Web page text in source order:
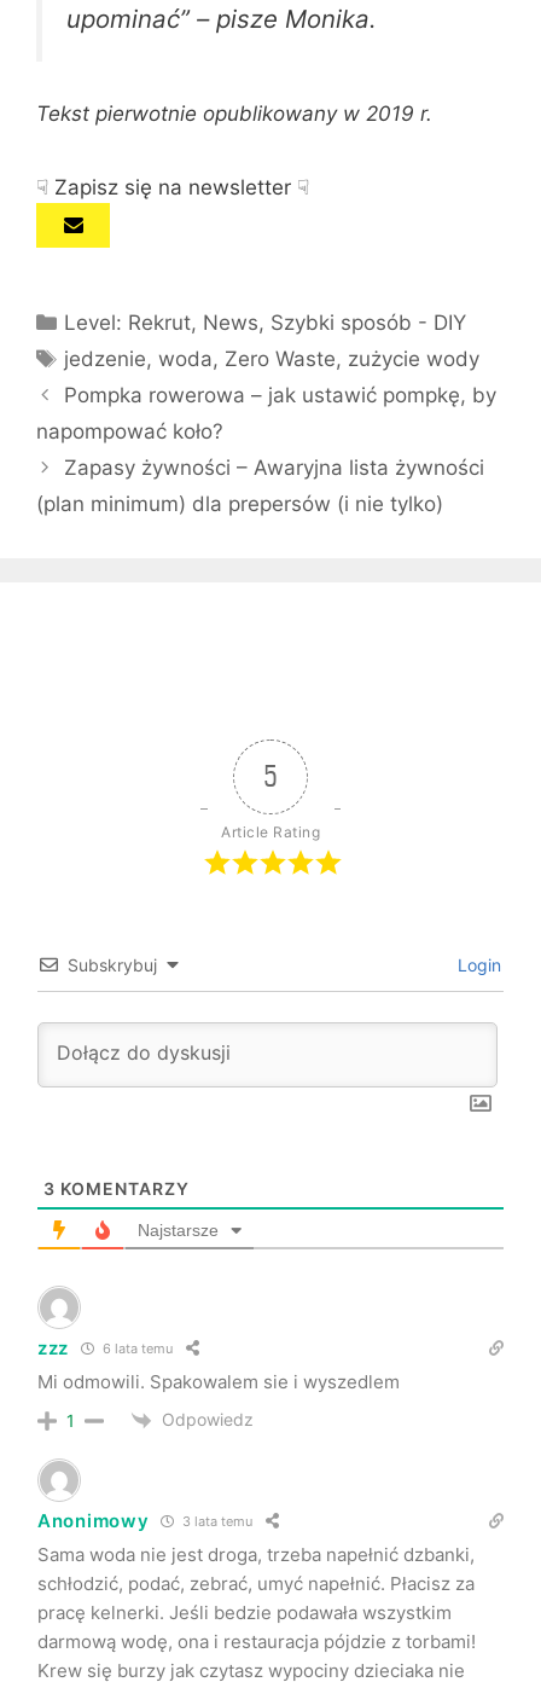
upominać” – pisze Monika.
Tekst pierwotnie opublikowany w 2019 r.
☟ Zapisz się na newsletter ☟
Kategorie
Level: Rekrut, News, Szybki sposób - DIY
Tagi
jedzenie,woda, Zero Waste, zużycie wody
Pompka rowerowa – jak ustawić pompkę, by
napompować koło?
Zapasy żywności – Awaryjna lista żywności
(plan minimum) dla prepersów (i nie tylko)
5
Article Rating
Subskrybuj Login
3 KOMENTARZY
Najstarsze
zzz 6 lata temu
Mi odmowili. Spakowalem sie i wyszedlem
1 Odpowiedz
Anonimowy 3 lata temu
Sama woda nie jest droga, trzeba napełnić dzbanki,
schłodzić, podać, zebrać, umyć napełnić. Płacisz za
pracę kelnerki. Jeśli bedzie podawała wszystkim
darmową wodę, ona i restauracja pójdzie z torbami!
Krew się burzy jak czytasz wypociny dzieciaka nie